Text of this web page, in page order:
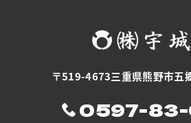
〒519-4673三重県熊野市五
0597-